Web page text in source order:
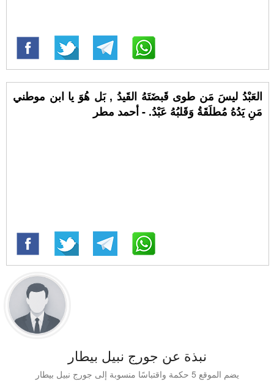
العَبْدُ ليسَ مَن طوى قَبضَتَهُ القَيدُ , بَل هُوَ يا ابن موطني
مَنِ يَدُهُ مُطلَقَةُ وَقَلبُهُ عَبْدُ. - أحمد مطر
نبذة عن جورج نبيل بيطار
يضم الموقع 5 حكمة واقتباسًا منسوبة إلى جورج نبيل بيطار